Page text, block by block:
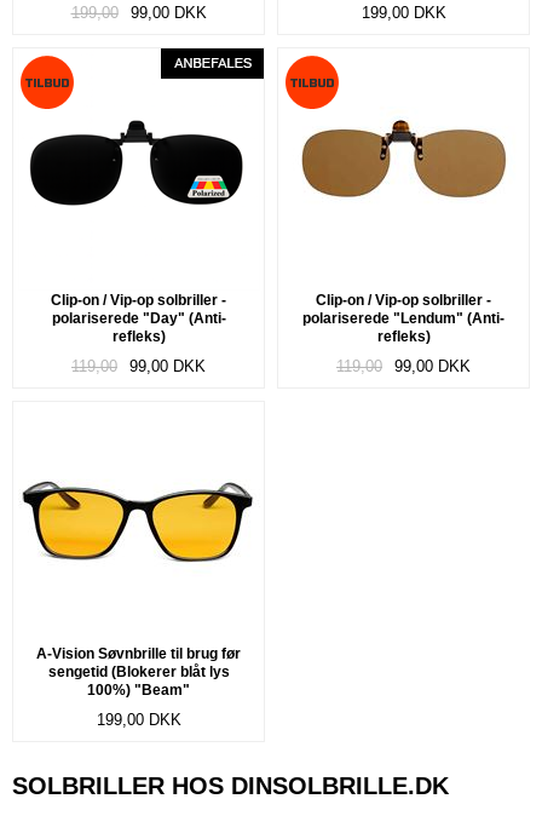
199,00 99,00 DKK 199,00 DKK
Clip-on / Vip-op solbriller -
polariserede "Day" (Anti-
refleks)
119,00 99,00 DKK
Clip-on / Vip-op solbriller -
polariserede "Lendum" (Anti-
refleks)
119,00 99,00 DKK
A-Vision Søvnbrille til brug før
sengetid (Blokerer blåt lys
100%) "Beam"
199,00 DKK
SOLBRILLER HOS DINSOLBRILLE.DK